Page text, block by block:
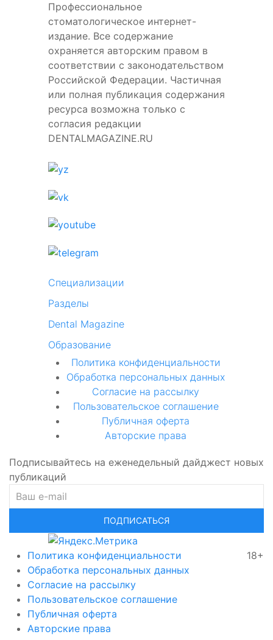
Профессиональное
стоматологическое интернет-
издание. Все содержание
охраняется авторским правом в
соответствии с законодательством
Российской Федерации. Частичная
или полная публикация содержания
ресурса возможна только с
согласия редакции
DENTALMAGAZINE.RU
Специализации
Разделы
Dental Magazine
Образование
Политика конфиденциальности
Обработка персональных данных
Согласие на рассылку
Пользовательское соглашение
Публичная оферта
Авторские права
Подписывайтесь на еженедельный дайджест новых
публикаций
ПОДПИСАТЬСЯ
Политика конфиденциальности
Обработка персональных данных
Согласие на рассылку
Пользовательское соглашение
Публичная оферта
Авторские права
18+